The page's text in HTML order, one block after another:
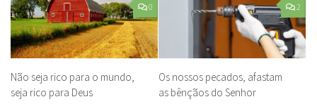
0
Não seja rico para o mundo,
seja rico para Deus
2
Os nossos pecados, afastam
as bênçãos do Senhor